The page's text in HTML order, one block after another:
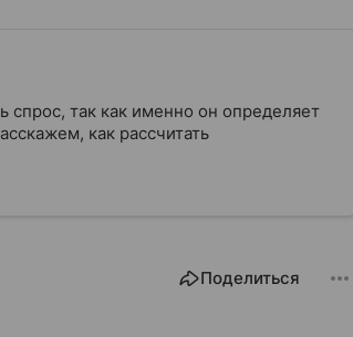
спрос, так как именно он определяет
как рассчитать
Поделиться